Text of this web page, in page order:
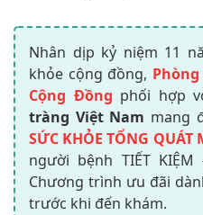
Nhân dịp kỷ niệm 11
khỏe cộng đồng,
Cộng Đồng phối hợp
tràng Việt Nam mang
SỨC KHỎE TỔNG QUÁT
người bệnh TIẾT
Chương trình ưu đãi
trước khi đến khám.